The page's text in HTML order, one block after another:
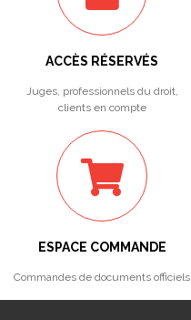
ACCÈS RÉSERVÉS
Juges, professionnels du droit,
clients en compte
ESPACE COMMANDE
Commandes de documents officiels